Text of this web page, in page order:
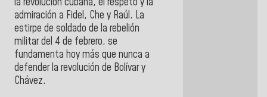
admiración a Fidel, Che y Raúl. La
estirpe de soldado de la rebelión
militar del 4 de febrero, se
fundamenta hoy más que nunca a
defender la revolución de Bolívar y
Chávez.